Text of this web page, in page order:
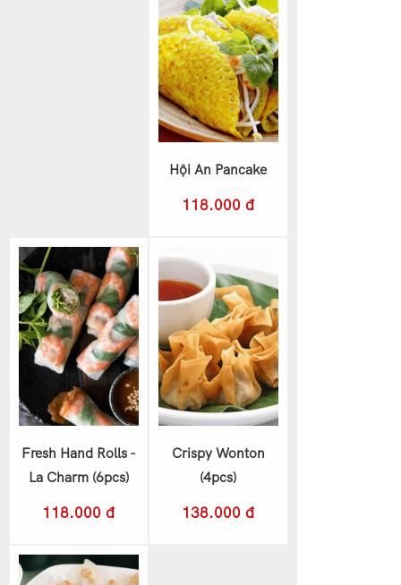
Hội An Pancake
118.000 đ
Fresh Hand Rolls -
La Charm (6pcs)
118.000 đ
Crispy Wonton
(4pcs)
138.000 đ